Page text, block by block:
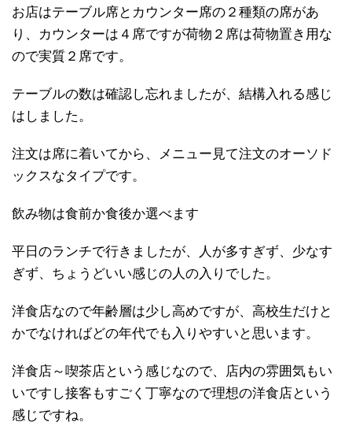
お店はテーブル席とカウンター席の２種類の席があ
り、カウンターは４席ですが荷物２席は荷物置き用な
ので実質２席です。
テーブルの数は確認し忘れましたが、結構入れる感じ
はしました。
注文は席に着いてから、メニュー見て注文のオーソド
ックスなタイプです。
飲み物は食前か食後か選べます
平日のランチで行きましたが、人が多すぎず、少なす
ぎず、ちょうどいい感じの人の入りでした。
洋食店なので年齢層は少し高めですが、高校生だけと
かでなければどの年代でも入りやすいと思います。
洋食店～喫茶店という感じなので、店内の雰囲気もい
いですし接客もすごく丁寧なので理想の洋食店という
感じですね。